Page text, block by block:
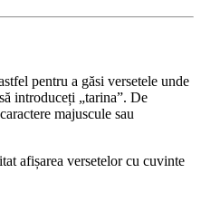
pentru a găsi versetele unde
introduceți „tarina”. De
majuscule sau
afișarea versetelor cu cuvinte